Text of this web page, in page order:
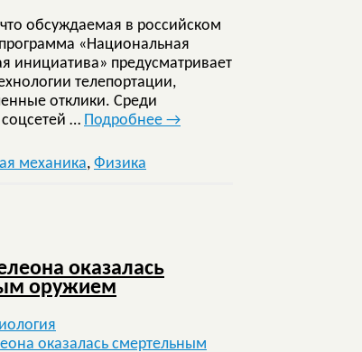
обсуждаемая в российском
«Национальная
инициатива» предусматривает
телепортации,
отклики. Среди
… Подробнее →
механика, Физика
оказалась
оружием